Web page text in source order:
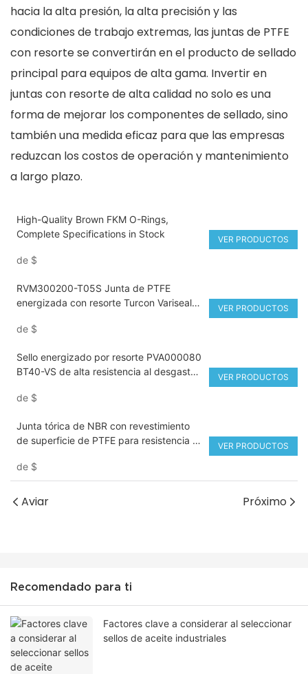
hacia la alta presión, la alta precisión y las
condiciones de trabajo extremas, las juntas de PTFE
con resorte se convertirán en el producto de sellado
principal para equipos de alta gama. Invertir en
juntas con resorte de alta calidad no solo es una
forma de mejorar los componentes de sellado, sino
también una medida eficaz para que las empresas
reduzcan los costos de operación y mantenimiento
a largo plazo.
High-Quality Brown FKM O-Rings,
Complete Specifications in Stock
de $
VER PRODUCTOS
RVM300200-T05S Junta de PTFE
energizada con resorte Turcon Variseal
de $
VER PRODUCTOS
Sello energizado por resorte PVA000080
BT40-VS de alta resistencia al desgaste
GNL.
de $
VER PRODUCTOS
Junta tórica de NBR con revestimiento
de superficie de PTFE para resistencia a
de $
VER PRODUCTOS
Aviar Próximo
Recomendado para ti
Factores clave a considerar al seleccionar
sellos de aceite industriales